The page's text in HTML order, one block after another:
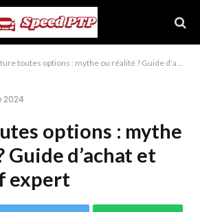
toutes options : mythe ou réalité ? Guide d’achat et comparatif expert
2024
options : mythe
Guide d’achat et
expert